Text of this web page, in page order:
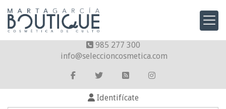
985 277 300
info
seleccioncosmetica.com
Identifícate